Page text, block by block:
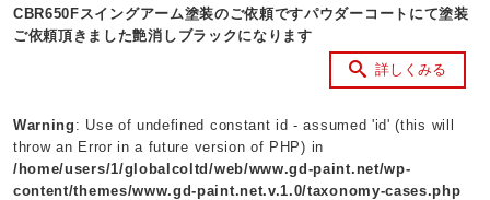
CBR650Fスイングアーム塗装のご依頼ですパウダーコートにて塗装
ご依頼頂きました艶消しブラックになります
詳しくみる
Warning : Use of undefined constant id - assumed 'id' (this will
throw an Error in a future version of PHP) in
/home/users/1/globalcoltd/web/www.gd-paint.net/wp-
content/themes/www.gd-paint.net.v.1.0/taxonomy-cases.php